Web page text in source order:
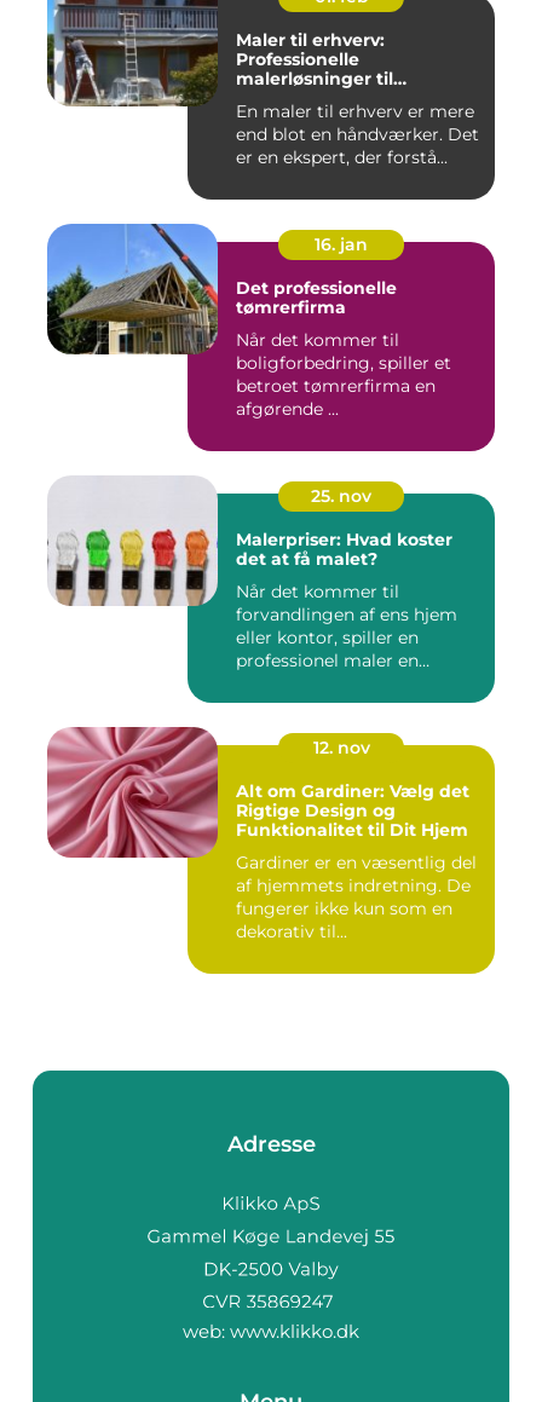
Maler til erhverv:
Professionelle
malerløsninger til
En maler til erhverv er mere
end blot en håndværker. Det
er en ekspert, der forstå...
16. jan
Det professionelle
tømrerfirma
Når det kommer til
boligforbedring, spiller et
betroet tømrerfirma en
afgørende ...
25. nov
Malerpriser: Hvad koster
det at få malet?
Når det kommer til
forvandlingen af ens hjem
eller kontor, spiller en
professionel maler en
12. nov
Alt om Gardiner: Vælg det
Rigtige Design og
Funktionalitet til Dit Hjem
Gardiner er en væsentlig del
af hjemmets indretning. De
fungerer ikke kun som en
dekorativ til...
Adresse
web: www.klikko.dk